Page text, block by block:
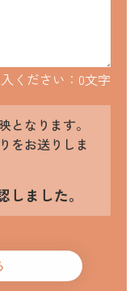
ください： 0文字
となります。
をお送りしま
ました。